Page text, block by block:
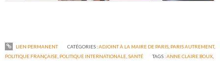
LIEN PERMANENT CATÉGORIES :ADJOINT À LA MAIRE DE PARIS, PARIS AUTREMENT,
POLITIQUE FRANÇAISE POLITIQUE INTERNATIONALE ,SANTÉ TAGS :ANNE CLAIRE BOUX